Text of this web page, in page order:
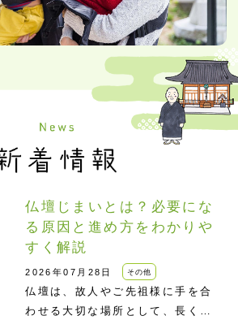
仏壇じまいとは？必要にな
る原因と進め方をわかりや
すく解説
2026年07月28日 その他
仏壇は、故人やご先祖様に手を合
わせる大切な場所として、長く家